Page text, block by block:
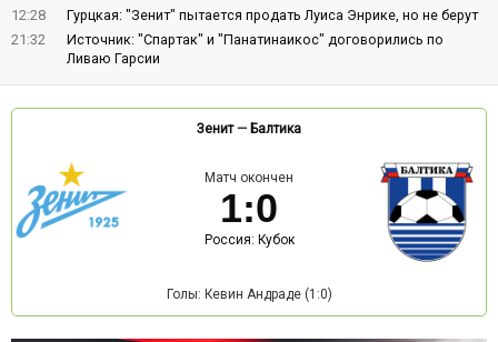
12:28
Гурцкая: "Зенит" пытается продать Луиса Энрике, но не берут
21:32
Источник: "Спартак" и "Панатинаикос" договорились по
Ливаю Гарсии
Зенит— Балтика
Матч окончен
1:0
Россия: Кубок
Голы: Кевин Андраде (1:0)